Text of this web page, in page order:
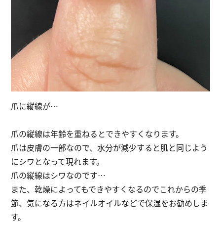
爪に縦線が…
爪の縦線は年齢を重ねるとできやすくなります。
爪は皮膚の一部なので、水分が減少すると肌と同じよう
にシワとなって現れます。
爪の縦線はシワなのです…
また、乾燥によってもできやすくなるのでこれからの季
節、気になる方はネイルオイルなどで保湿をお勧めしま
す。